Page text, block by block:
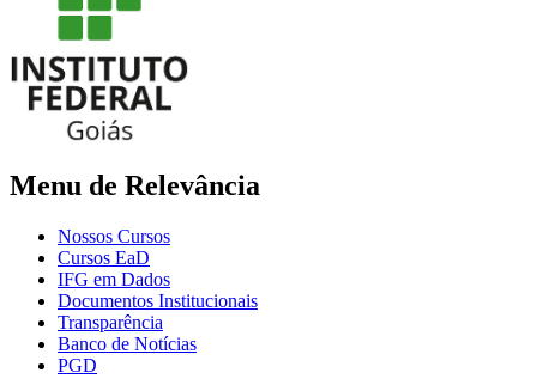
Menu de Relevância
Nossos Cursos
Cursos EaD
IFG em Dados
Documentos Institucionais
Transparência
Banco de Notícias
PGD